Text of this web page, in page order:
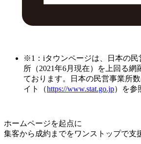
※1：iタウンページは、日本の民
所（2021年6月現在）を上回る網
ております。日本の民営事業所
イト（https://www.stat.go.jp）を参
ホームページを起点に
集客から成約までをワンストップで支